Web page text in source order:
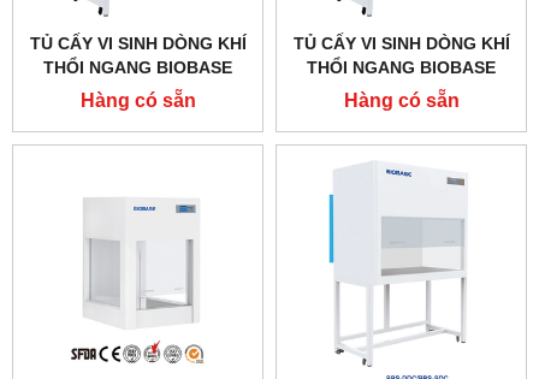
TỦ CẤY VI SINH DÒNG KHÍ
THỔI NGANG BIOBASE
BBS-H1800
Hàng có sẵn
TỦ CẤY VI SINH DÒNG KHÍ
THỔI NGANG BIOBASE
BBS-H1300
Hàng có sẵn